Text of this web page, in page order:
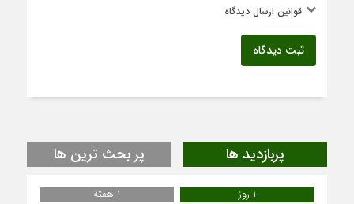
قوانین ارسال دیدگاه
ثبت دیدگاه
پربازدید ها پر بحث ترین ها
1 روز
1 هفته